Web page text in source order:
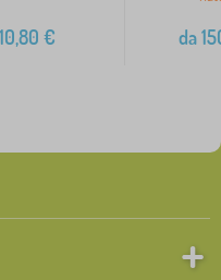
10,80 € da